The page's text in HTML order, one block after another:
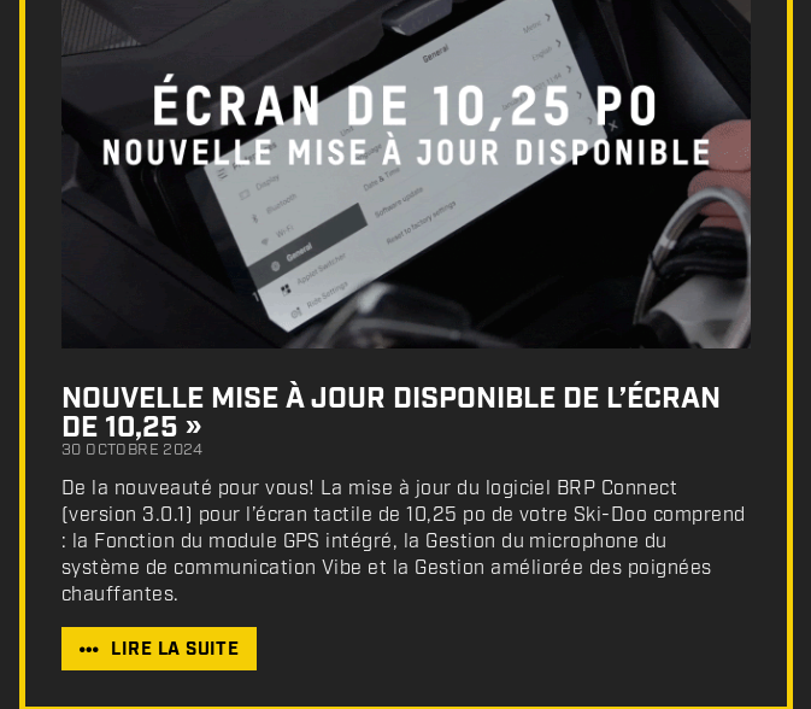
NOUVELLE MISE À JOUR DISPONIBLE DE L’ÉCRAN
DE 10,25 »
30 OCTOBRE 2024
De la nouveauté pour vous! La mise à jour du logiciel BRP Connect
(version 3.0.1) pour l’écran tactile de 10,25 po de votre Ski-Doo comprend
: la Fonction du module GPS intégré, la Gestion du microphone du
système de communication Vibe et la Gestion améliorée des poignées
chauffantes.
LIRE LA SUITE